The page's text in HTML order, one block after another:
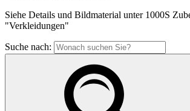
Siehe Details und Bildmaterial unter 1000S
"Verkleidungen"
Suche nach: